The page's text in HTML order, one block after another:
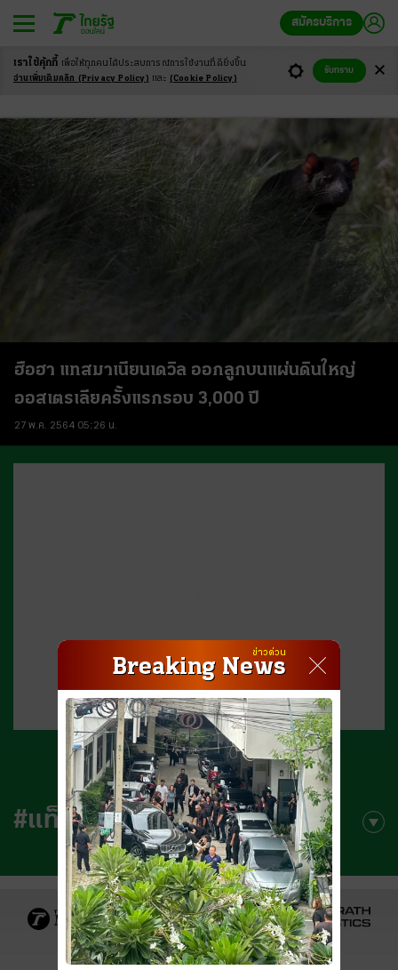
สมัครบริการ
แทสมาเนียนเดวิล
ฮือฮา แทสมาเนียนเดวิล ออกลูกบนแผ่นดินใหญ่
ออสเตรเลียครั้งแรกรอบ 3,000 ปี
27 พ.ค. 2564 05:26 น.
#แท็กยอดนิยม
เราใช้คุ้กกี้ เพื่อให้ทุกคนได้ประสบการณ์การใช้งานที่ดียิ่งขึ้น
อ่านเพิ่มเติมคลิก (Privacy Policy) และ (Cookie Policy)
รับทราบ
ข่าวด่วน
Breaking News